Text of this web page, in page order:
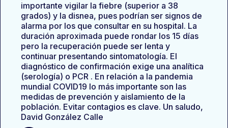
importante vigilar la fiebre (superior a 38
grados) y la disnea, pues podrían ser signos de
alarma por los que consultar en su hospital. La
duración aproximada puede rondar los 15 días
pero la recuperación puede ser lenta y
continuar presentando sintomatología. El
diagnóstico de confirmación exige una analítica
(serología) o PCR . En relación a la pandemia
mundial COVID19 lo más importante son las
medidas de prevención y aislamiento de la
población. Evitar contagios es clave. Un saludo,
David González Calle